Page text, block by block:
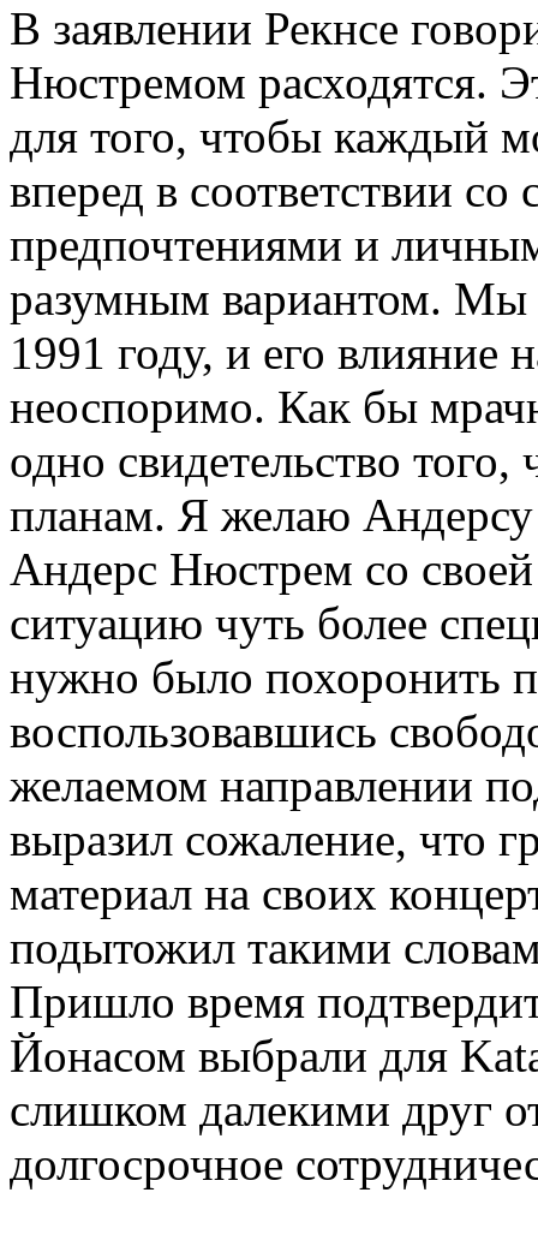
В заявлении Рекнсе
Нюстремом расходятся.
для того, чтобы каждый
вперед в соответствии
предпочтениями и
разумным вариантом. Мы
1991 году, и его влияние
неоспоримо. Как бы
одно свидетельство
планам. Я желаю
Андерс Нюстрем со
ситуацию чуть более
нужно было похоронить
воспользовавшись
желаемом направлении
выразил сожаление, что
материал на своих
подытожил такими
Пришло время
Йонасом выбрали для
слишком далекими друг
долгосрочное